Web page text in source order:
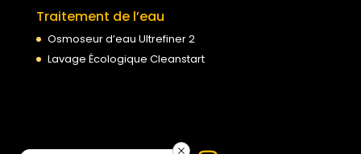
Traitement de l’eau
Osmoseur d’eau Ultrefiner 2
Lavage Écologique Cleanstart